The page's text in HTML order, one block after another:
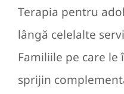
Terapia pentru
lângă celelalte
Familiile pe care le
sprijin